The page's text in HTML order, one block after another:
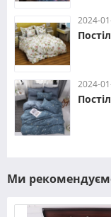
2024-
2024-
Ми